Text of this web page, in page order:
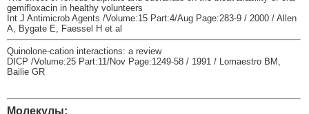
gemifloxacin in healthy volunteers
Int J Antimicrob Agents /Volume:15 Part:4/Aug Page:283-9 / 2000 / Allen
A, Bygate E, Faessel H et al
Quinolone-cation interactions: a review
DICP /Volume:25 Part:11/Nov Page:1249-58 / 1991 / Lomaestro BM,
Bailie GR
Молекулы: